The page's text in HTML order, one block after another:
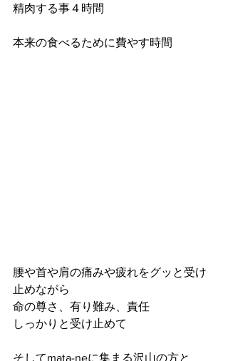
精肉する事４時間
本来の食べるために費やす時間
腰や首や肩の痛みや疲れをグッと受け
止めながら
命の尊さ、有り難み、責任
しっかりと受け止めて
そしてmata-neに集まる沢山の方と